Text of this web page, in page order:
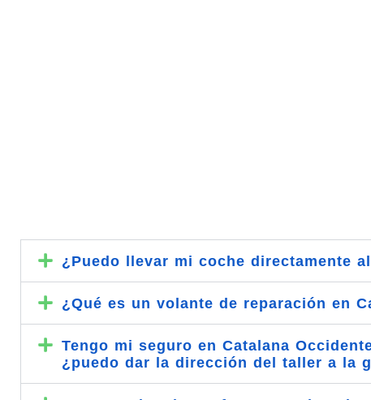
¿Puedo llevar mi coche directamente
¿Qué es un volante de reparación en
Tengo mi seguro en Catalana
¿puedo dar la dirección del taller a la